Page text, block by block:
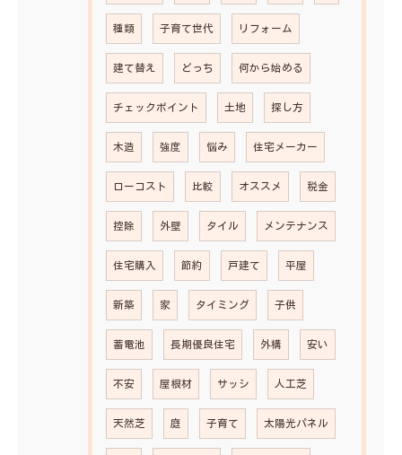
種類 子育て世代 リフォーム
建て替え どっち 何から始める
チェックポイント 土地 探し方
木造 強度 悩み 住宅メーカー
ローコスト 比較 オススメ 税金
控除 外壁 タイル メンテナンス
住宅購入 節約 戸建て 平屋
新築 家 タイミング 子供
蓄電池 長期優良住宅 外構 安い
不安 屋根材 サッシ 人工芝
天然芝 庭 子育て 太陽光パネル